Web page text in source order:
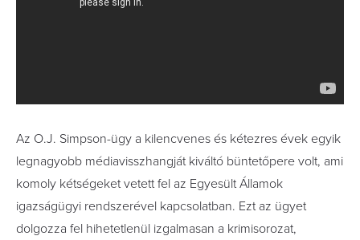
Az O.J. Simpson-ügy a kilencvenes és kétezres évek egyik
legnagyobb médiavisszhangját kiváltó büntetőpere volt, ami
komoly kétségeket vetett fel az Egyesült Államok
igazságügyi rendszerével kapcsolatban. Ezt az ügyet
dolgozza fel hihetetlenül izgalmasan a krimisorozat,